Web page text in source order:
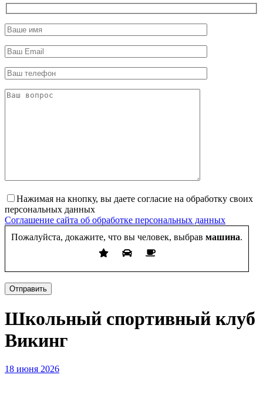
Нажимая на кнопку, вы даете согласие на обработку своих
персональных данных
Соглашение сайта об обработке персональных данных
Пожалуйста, докажите, что вы человек, выбрав машина.
Отправить
Школьный спортивный клуб
Викинг
18 июня 2026